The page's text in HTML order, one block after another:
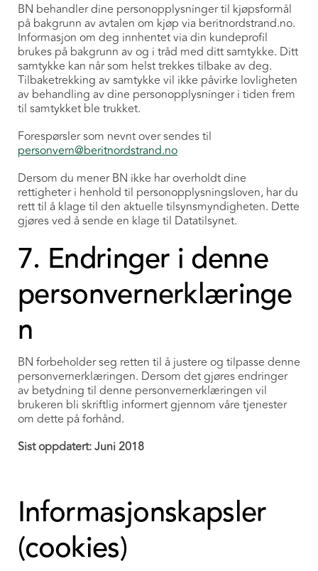
BN behandler dine personopplysninger til kjøpsformål
på bakgrunn av avtalen om kjøp via beritnordstrand.no.
Informasjon om deg innhentet via din kundeprofil
brukes på bakgrunn av og i tråd med ditt samtykke. Ditt
samtykke kan når som helst trekkes tilbake av deg.
Tilbaketrekking av samtykke vil ikke påvirke lovligheten
av behandling av dine personopplysninger i tiden frem
til samtykket ble trukket.
Forespørsler som nevnt over sendes til
personvern@beritnordstrand.no
Dersom du mener BN ikke har overholdt dine
rettigheter i henhold til personopplysningsloven, har du
rett til å klage til den aktuelle tilsynsmyndigheten. Dette
gjøres ved å sende en klage til Datatilsynet.
7. Endringer i denne
personvernerklæringe
n
BN forbeholder seg retten til å justere og tilpasse denne
personvernerklæringen. Dersom det gjøres endringer
av betydning til denne personvernerklæringen vil
brukeren bli skriftlig informert gjennom våre tjenester
om dette på forhånd.
Sist oppdatert: Juni 2018
Informasjonskapsler
(cookies)